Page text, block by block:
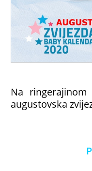
Na
augustovska